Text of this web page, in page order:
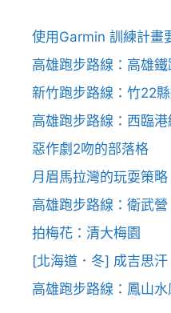
使用Garmin 訓練計畫
高雄跑步路線：高雄
新竹跑步路線：竹22
高雄跑步路線：西臨
惡作劇2吻的部落格
月眉馬拉灣的玩耍策略
高雄跑步路線：衛武
拍梅花：清大梅園
[北海道．冬] 成吉思
高雄跑步路線：鳳山水